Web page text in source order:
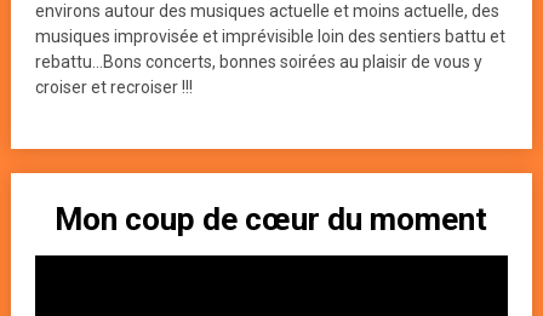
environs autour des musiques actuelle et moins actuelle, des
musiques improvisée et imprévisible loin des sentiers battu et
rebattu...Bons concerts, bonnes soirées au plaisir de vous y
croiser et recroiser !!!
Mon coup de cœur du moment